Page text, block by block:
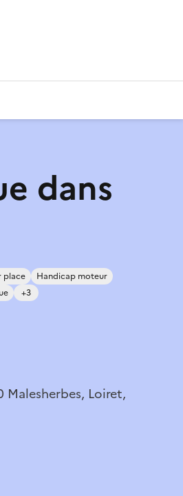
dans
place
Handicap moteur
+3
Malesherbes, Loiret,